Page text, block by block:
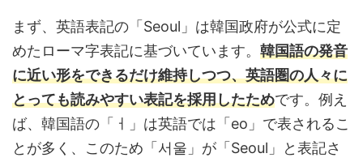
まず、英語表記の「Seoul」は韓国政府が公式に定
めたローマ字表記に基づいています。 韓国語の発音
に近い形をできるだけ維持しつつ、英語圏の人々に
とっても読みやすい表記を採用したためです。例え
ば、韓国語の「ㅓ」は英語では「eo」で表されるこ
とが多く、このため「서울」が「Seoul」と表記さ